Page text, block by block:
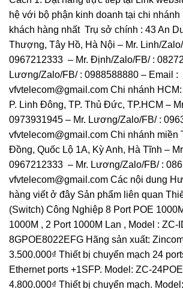
hệ với bộ phận kinh doanh tại chi
khách hàng nhất Trụ sở chính : 43 An
Thượng, Tây Hồ, Hà Nội – Mr. Linh/
0967212333 – Mr. Định/Zalo/FB/ :
Lương/Zalo/FB/ : 0988588880 – Email :
vfvtelecom@gmail.com Chi nhánh
P. Linh Đông, TP. Thủ Đức, TP.HCM –
0973931945 – Mr. Lương/Zalo/FB/ :
vfvtelecom@gmail.com Chi nhánh miền
Đồng, Quốc Lộ 1A, Kỳ Anh, Hà Tĩnh –
0967212333 – Mr. Lương/Zalo/FB/ :
vfvtelecom@gmail.com Các nội dung
hàng viết ở đây Sản phẩm liên quan
(Switch) Công Nghiệp 8 Port POE
1000M , 2 Port 1000M Lan , Model : ZC-
8GPOE8022EFG Hãng sản xuất:
3.500.000₫ Thiết bị chuyển mạch 24
Ethernet ports +1SFP. Model: ZC-
4.800.000₫ Thiết bị chuyển mạch.